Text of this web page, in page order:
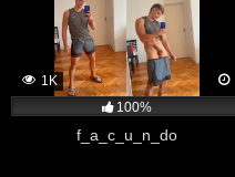
1K
100%
f_a_c_u_n_do